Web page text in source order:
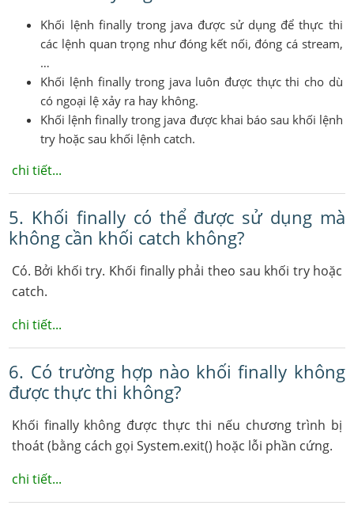
Khối lệnh finally trong java được sử dụng để thực thi
các lệnh quan trọng như đóng kết nối, đóng cá stream,
…
Khối lệnh finally trong java luôn được thực thi cho dù
có ngoại lệ xảy ra hay không.
Khối lệnh finally trong java được khai báo sau khối lệnh
try hoặc sau khối lệnh catch.
chi tiết...
5. Khối finally có thể được sử dụng mà
không cần khối catch không?
Có. Bởi khối try. Khối finally phải theo sau khối try hoặc
catch.
chi tiết...
6. Có trường hợp nào khối finally không
được thực thi không?
Khối finally không được thực thi nếu chương trình bị
thoát (bằng cách gọi System.exit() hoặc lỗi phần cứng.
chi tiết...